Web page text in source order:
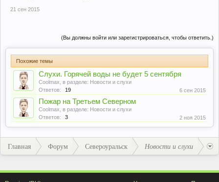
21 сен 2015
(Вы должны войти или зарегистрироваться, чтобы ответить.)
Похожие темы
Слухи. Горячей воды не будет 5 сентября
Coolmax , в разделе: Новости и слухи
Ответов:
19 6 сен 2015
Пожар на Третьем Северном
Coolmax , в разделе: Новости и слухи
Ответов:
3 2 ноя 2015
Главная Форум Североуральск Новости и слухи